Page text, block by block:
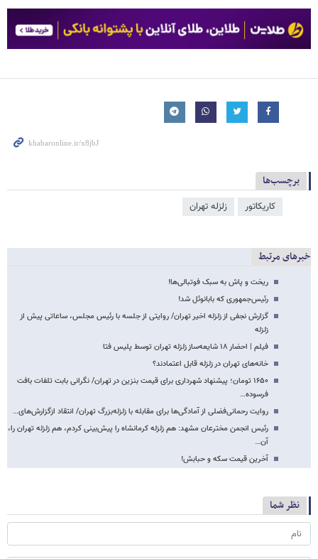
برچسب‌ها
کاریکاتور زلزله تهران
خبرهای مرتبط
ریخت و پاش به سبک فوتبالی‌ها!
رئیس‌جمهوری که بابانوئل شد!
گزارش نجفی از زلزله اخیر تهران/ روایتی از جلسه با رئیس مجلس، ساعاتی پیش از
زلزله
فیلم | احضار ۱۸ شایعه‌ساز زلزله تهران توسط پلیس فتا
خانه‌های تهران در زلزله قابل اعتمادند؟
۱۶۵۰ تومان؛ پیشنهاد شهرداری برای قیمت بنزین در تهران/ نگرانی بابت تلفات بافت
فرسوده…
روایت رحمانی‌فضلی از آمادگی‌ها برای مقابله با زلزله‌بزرگ تهران/ انتقاد ازگزارش‌های…
رئیس انجمن مخترعان مشهد: هم زلزله کرمانشاه را پیش‌بینی کردم، هم زلزله تهران را،
آن…
آخرین قیمت سکه و حبابش!
نظر شما